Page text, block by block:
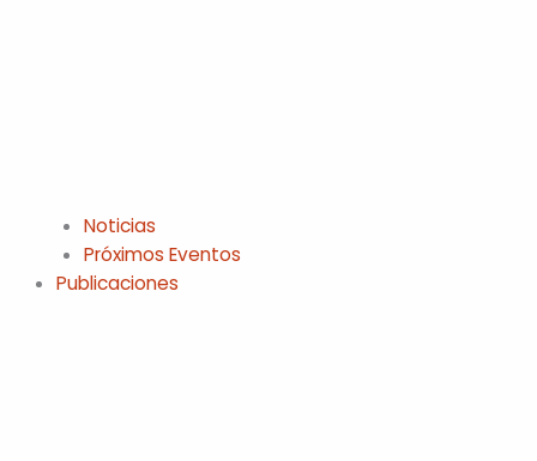
Noticias
Próximos Eventos
Publicaciones